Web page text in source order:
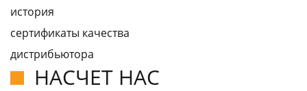
истоpия
сертификаты качества
дистpибьютоpа
НАСЧЕТ НАС